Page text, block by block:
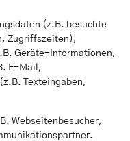
(z.B. besuchte
Zugriffszeiten),
Geräte-Informationen,
E-Mail,
Texteingaben,
Webseitenbesucher,